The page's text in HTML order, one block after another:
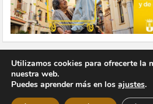
Copyright © 2026 Vivir en Montequinto Periódico
Utilizamos cookies para ofrecerte la
nuestra web.
Puedes aprender más en los ajustes.